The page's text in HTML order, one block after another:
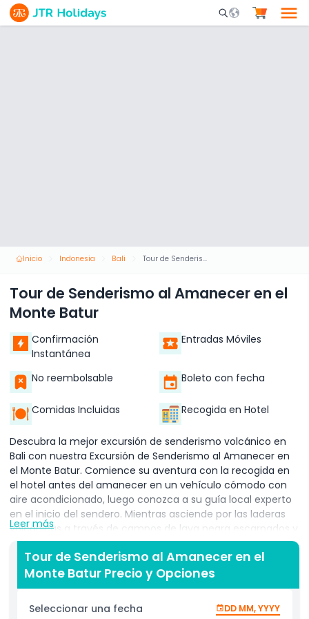
Mobile Search
Inicio Indonesia Bali Tour de Senderismo al Amanecer en el Monte Batur
Tour de Senderismo al Amanecer en el
Monte Batur
Confirmación
Instantánea
Entradas Móviles
No reembolsable Boleto con fecha
Comidas Incluidas Recogida en Hotel
Descubra la mejor excursión de senderismo volcánico en
Bali con nuestra Excursión de Senderismo al Amanecer en
el Monte Batur. Comience su aventura con la recogida en
el hotel antes del amanecer en un vehículo cómodo con
aire acondicionado, luego conozca a su guía local experto
en el inicio del sendero. Mientras asciende por las laderas
volcánicas a través de campos de lava negra escarpados y
exuberante follaje tropical, aprenda sobre la fascinante
geología del Monte Batur y la cultura local balinesa. Llegue
a la cima justo a tiempo para presenciar un impresionante
amanecer sobre el lago del cráter del Monte Batur,
mientras los rayos de luz dorada iluminan la caldera
circundante y los picos distantes de Agung y Abang.
Leer más
Tour de Senderismo al Amanecer en el
Monte Batur Precio y Opciones
Seleccionar una fecha DD MM, YYYY